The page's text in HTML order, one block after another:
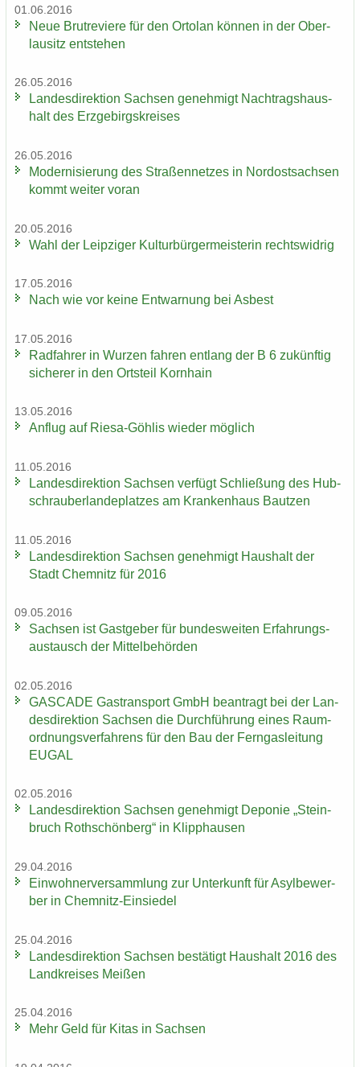
01.06.2016
Neue Brut­re­vie­re für den Or­to­lan kön­nen in der Ober­
lau­sitz ent­ste­hen
26.05.2016
Lan­des­di­rek­ti­on Sach­sen ge­neh­migt Nach­trags­haus­
halt des Erz­ge­birgs­krei­ses
26.05.2016
Mo­der­ni­sie­rung des Stra­ßen­net­zes in Nord­ost­sach­sen
kommt wei­ter voran
20.05.2016
Wahl der Leip­zi­ger Kul­tur­bür­ger­meis­te­rin rechts­wid­rig
17.05.2016
Nach wie vor keine Ent­war­nung bei Asbest
17.05.2016
Rad­fah­rer in Wur­zen fah­ren ent­lang der B 6 zu­künf­tig
si­che­rer in den Orts­teil Korn­hain
13.05.2016
An­flug auf Riesa-​Göhlis wie­der mög­lich
11.05.2016
Lan­des­di­rek­ti­on Sach­sen ver­fügt Schlie­ßung des Hub­
schrau­ber­lan­de­plat­zes am Kran­ken­haus Baut­zen
11.05.2016
Lan­des­di­rek­ti­on Sach­sen ge­neh­migt Haus­halt der
Stadt Chem­nitz für 2016
09.05.2016
Sach­sen ist Gast­ge­ber für bun­des­wei­ten Er­fah­rungs­
aus­tausch der Mit­tel­be­hör­den
02.05.2016
GAS­CA­DE Gas­trans­port GmbH be­an­tragt bei der Lan­
des­di­rek­ti­on Sach­sen die Durch­füh­rung eines Raum­
ord­nungs­ver­fah­rens für den Bau der Fern­gas­lei­tung
EUGAL
02.05.2016
Lan­des­di­rek­ti­on Sach­sen ge­neh­migt De­po­nie „Stein­
bruch Roth­schön­berg“ in Klipp­hau­sen
29.04.2016
Ein­woh­ner­ver­samm­lung zur Un­ter­kunft für Asyl­be­wer­
ber in Chemnitz-​Einsiedel
25.04.2016
Lan­des­di­rek­ti­on Sach­sen be­stä­tigt Haus­halt 2016 des
Land­krei­ses Mei­ßen
25.04.2016
Mehr Geld für Kitas in Sach­sen